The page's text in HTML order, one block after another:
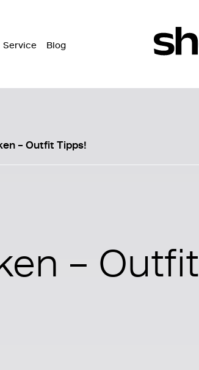
Service Blog
– Outfit Tipps!
– Outfit